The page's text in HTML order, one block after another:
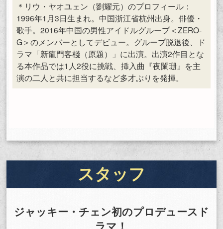
＊リウ・ヤオユェン（劉耀元）のプロフィール：
1996年1月3日生まれ。中国浙江省杭州出身。俳優・
歌手。2016年中国の男性アイドルグループ＜ZERO-
G＞のメンバーとしてデビュー。グループ脱退後、ド
ラマ「新龍門客棧（原題）」に出演。出演2作目とな
る本作品では1人2役に挑戦、挿入曲『夜闌珊』を主
演の二人と共に担当するなど多才ぶりを発揮。
スタッフ
ジャッキー・チェン初のプロデュースド
ラマ！